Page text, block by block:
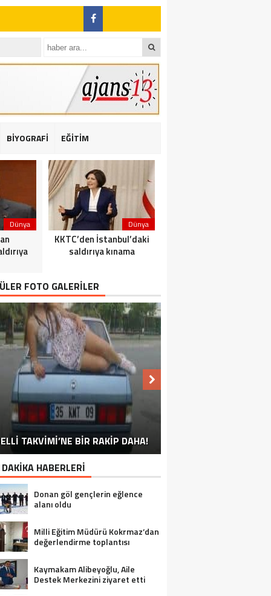
2 yaralı
BİYOGRAFİ EĞİTİM
Dünya Dünya
KKTC’den İstanbul’daki
saldırıya kınama
FOTO GALERİLER
TAKVİMİ’NE BİR RAKİP DAHA!
İYİ ‘KURBAN BAYRAMI’ CAPSLERİ!
SÖYLEMEYEN ESNAF GÖRDÜNÜZ
MÜ?
FOTOĞRAFLARLA HIZAN
FOTOĞRAFLARLA BITLIS
FOTOĞRAFLARLA TATVAN
FOTOĞRAFLARLA GÜROYMAK
FOTOĞRAFLARLA AHLAT
FOTOĞRAFLARLA ADILCEVAZ
FOTOĞRAFLARLA MUTKI
HABERLERİ
Donan göl gençlerin eğlence
alanı oldu
Milli Eğitim Müdürü Kokrmaz’dan
değerlendirme toplantısı
Kaymakam Alibeyoğlu, Aile
Destek Merkezini ziyaret etti